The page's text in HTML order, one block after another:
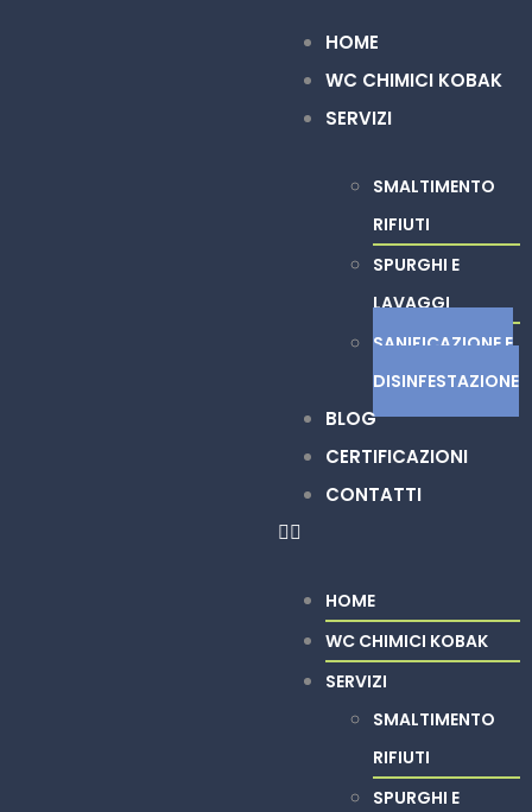
HOME
WC CHIMICI KOBAK
SERVIZI
SMALTIMENTO
RIFIUTI
SPURGHI E
LAVAGGI
SANIFICAZIONE E
DISINFESTAZIONE
BLOG
CERTIFICAZIONI
CONTATTI
HOME
WC CHIMICI KOBAK
SERVIZI
SMALTIMENTO
RIFIUTI
SPURGHI E